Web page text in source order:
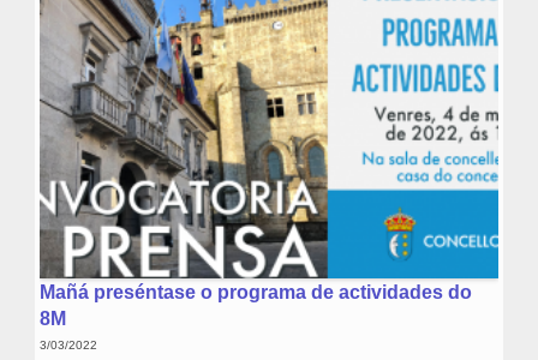
Mañá preséntase o programa de actividades do
8M
3/03/2022